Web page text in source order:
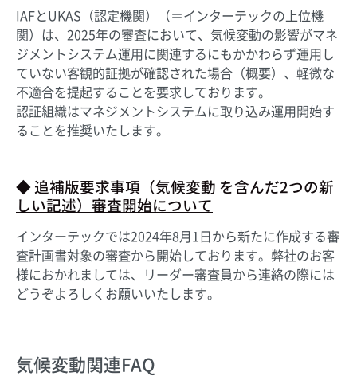
IAFとUKAS（認定機関）（＝インターテックの上位機
関）は、2025年の審査において、気候変動の影響がマネ
ジメントシステム運用に関連するにもかかわらず運用し
ていない客観的証拠が確認された場合（概要）、軽微な
不適合を提起することを要求しております。
認証組織はマネジメントシステムに取り込み運用開始す
ることを推奨いたします。
◆ 追補版要求事項（気候変動 を含んだ2つの新
しい記述）審査開始について
インターテックでは2024年8月1日から新たに作成する審
査計画書対象の審査から開始しております。弊社のお客
様におかれましては、リーダー審査員から連絡の際には
どうぞよろしくお願いいたします。
気候変動関連FAQ